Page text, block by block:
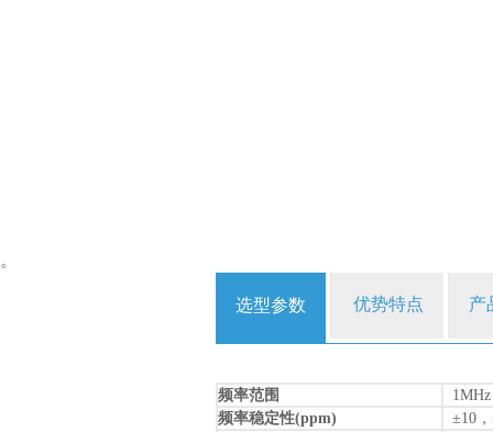
。
选型参数 优势特点 产
频率范围
频率稳定性(ppm)
±10